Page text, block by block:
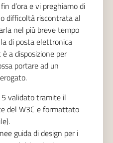
d’ora e vi preghiamo di
difficoltà riscontrata al
nel più breve tempo
di posta elettronica
a disposizione per
portare ad un
validato tramite il
del W3C e formattato
guida di design per i